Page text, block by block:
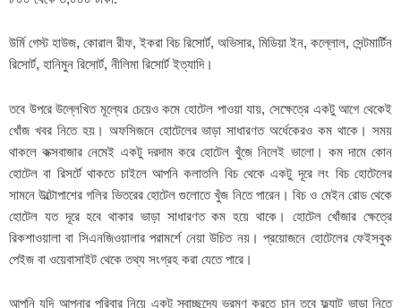
উর্মি গেস্ট হাউজ, কোরাল রীফ, ইকরা বিচ রিসোর্ট, অভিসার, মিডিয়া ইন, কল্লোল, সেন্টমার্টিন
রিসোর্ট, হানিমুন রিসোর্ট, নীলিমা রিসোর্ট ইত্যাদি।
তবে উপরে উল্লেখিত মূল্যের চেয়েও কমে হোটেল পাওয়া যায়, সেক্ষেত্রে একটু আগে থেকেই
খোঁজ খবর নিতে হয়। অফসিজনে হোটেলের ভাড়া সাধারণত অর্ধেকেরও কম থাকে। সময়
থাকলে কক্সবাজার নেমেই একটু দরদাম করে হোটেল খুঁজে নিলেই ভালো। কম দামে কোন
হোটেল বা রিসর্টে থাকতে চাইলে আপনি কলাতলি বিচ থেকে একটু দূরে লং বিচ হোটেলের
সামনে উল্টোপাশের গলির ভিতরের হোটেল গুলোতে খুঁজ নিতে পারেন। বিচ ও মেইন রোড থেকে
হোটেল যত দূরে হবে থাকার ভাড়া সাধারণত কম হয়ে থাকে। হোটেল খোঁজার ক্ষেত্রে
রিকশাওয়ালা বা সিএনজিওয়ালার পরামর্শে নেয়া উচিত নয়। প্রয়োজনে হোটেলের ফেইসবুক
পেইজ বা ওয়েবাসাইট থেকে তথ্য সংগ্রহ করা যেতে পারে।
আপনি যদি আপনার পরিবার নিয়ে একটু স্বাচ্ছন্দ্যে ভ্রমণ করতে চান তবে ফ্ল্যাট ভাড়া নিতে